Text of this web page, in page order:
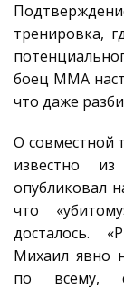
тренировка,
боец MMA
что даже
О совместной
известно из
опубликовал
что
досталось.
Михаил явно
по всему,